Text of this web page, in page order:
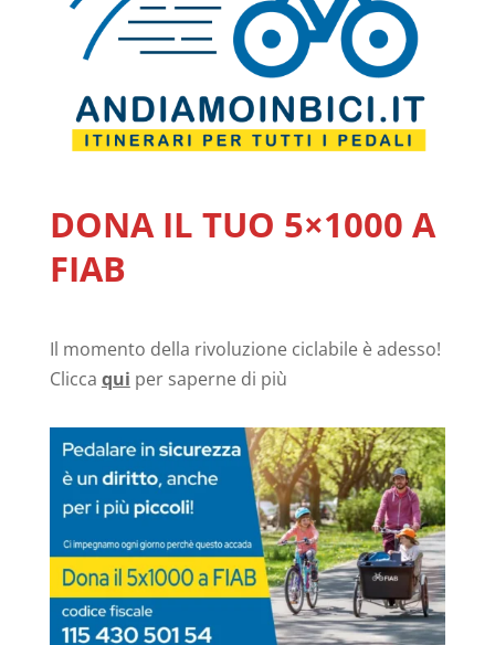
DONA IL TUO 5×1000 A
FIAB
Il momento della rivoluzione ciclabile è adesso!
Clicca qui per saperne di più